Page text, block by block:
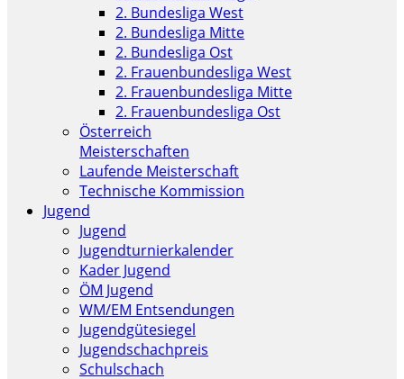
2. Bundesliga West
2. Bundesliga Mitte
2. Bundesliga Ost
2. Frauenbundesliga West
2. Frauenbundesliga Mitte
2. Frauenbundesliga Ost
Österreich
Meisterschaften
Laufende Meisterschaft
Technische Kommission
Jugend
Jugend
Jugendturnierkalender
Kader Jugend
ÖM Jugend
WM/EM Entsendungen
Jugendgütesiegel
Jugendschachpreis
Schulschach